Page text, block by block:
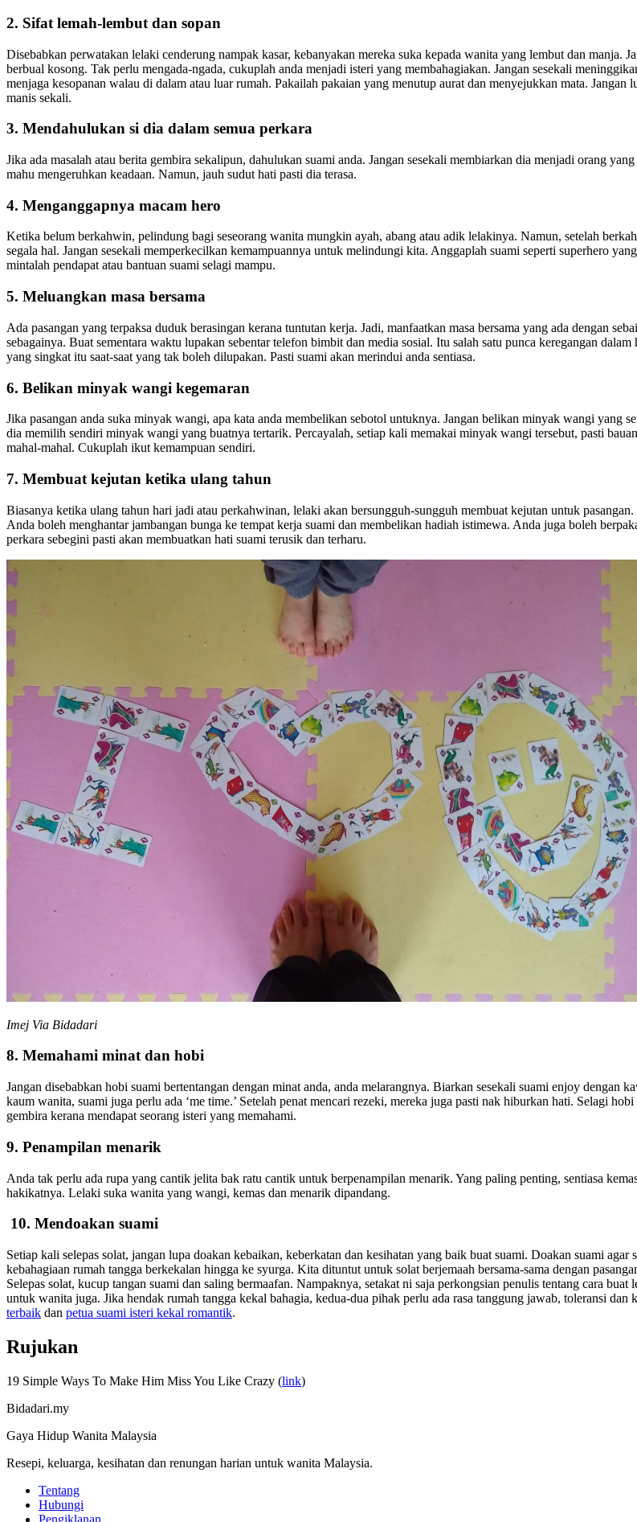
2. Sifat lemah-lembut dan sopan
Disebabkan perwatakan lelaki cenderung nampak kasar, kebanyakan mereka suka kepada wanita yang lembut dan manja.
berbual kosong. Tak perlu mengada-ngada, cukuplah anda menjadi isteri yang membahagiakan. Jangan sesekali
menjaga kesopanan walau di dalam atau luar rumah. Pakailah pakaian yang menutup aurat dan menyejukkan mata.
manis sekali.
3. Mendahulukan si dia dalam semua perkara
Jika ada masalah atau berita gembira sekalipun, dahulukan suami anda. Jangan sesekali membiarkan dia menjadi orang
mahu mengeruhkan keadaan. Namun, jauh sudut hati pasti dia terasa.
4. Menganggapnya macam hero
Ketika belum berkahwin, pelindung bagi seseorang wanita mungkin ayah, abang atau adik lelakinya. Namun, setelah
segala hal. Jangan sesekali memperkecilkan kemampuannya untuk melindungi kita. Anggaplah suami seperti superhero
mintalah pendapat atau bantuan suami selagi mampu.
5. Meluangkan masa bersama
Ada pasangan yang terpaksa duduk berasingan kerana tuntutan kerja. Jadi, manfaatkan masa bersama yang ada dengan
sebagainya. Buat sementara waktu lupakan sebentar telefon bimbit dan media sosial. Itu salah satu punca keregangan
yang singkat itu saat-saat yang tak boleh dilupakan. Pasti suami akan merindui anda sentiasa.
6. Belikan minyak wangi kegemaran
Jika pasangan anda suka minyak wangi, apa kata anda membelikan sebotol untuknya. Jangan belikan minyak wangi
dia memilih sendiri minyak wangi yang buatnya tertarik. Percayalah, setiap kali memakai minyak wangi tersebut, pasti
mahal-mahal. Cukuplah ikut kemampuan sendiri.
7. Membuat kejutan ketika ulang tahun
Biasanya ketika ulang tahun hari jadi atau perkahwinan, lelaki akan bersungguh-sungguh membuat kejutan untuk
Anda boleh menghantar jambangan bunga ke tempat kerja suami dan membelikan hadiah istimewa. Anda juga boleh
perkara sebegini pasti akan membuatkan hati suami terusik dan terharu.
Imej Via Bidadari
8. Memahami minat dan hobi
Jangan disebabkan hobi suami bertentangan dengan minat anda, anda melarangnya. Biarkan sesekali suami enjoy dengan
kaum wanita, suami juga perlu ada ‘me time.’ Setelah penat mencari rezeki, mereka juga pasti nak hiburkan hati. Selagi
gembira kerana mendapat seorang isteri yang memahami.
9. Penampilan menarik
Anda tak perlu ada rupa yang cantik jelita bak ratu cantik untuk berpenampilan menarik. Yang paling penting, sentiasa
hakikatnya. Lelaki suka wanita yang wangi, kemas dan menarik dipandang.
10. Mendoakan suami
Setiap kali selepas solat, jangan lupa doakan kebaikan, keberkatan dan kesihatan yang baik buat suami. Doakan suami
kebahagiaan rumah tangga berkekalan hingga ke syurga. Kita dituntut untuk solat berjemaah bersama-sama dengan
Selepas solat, kucup tangan suami dan saling bermaafan. Nampaknya, setakat ni saja perkongsian penulis tentang cara
untuk wanita juga. Jika hendak rumah tangga kekal bahagia, kedua-dua pihak perlu ada rasa tanggung jawab, toleransi dan
terbaik dan petua suami isteri kekal romantik.
Rujukan
19 Simple Ways To Make Him Miss You Like Crazy (link)
Bidadari.my
Gaya Hidup Wanita Malaysia
Resepi, keluarga, kesihatan dan renungan harian untuk wanita Malaysia.
Tentang
Hubungi
Pengiklanan